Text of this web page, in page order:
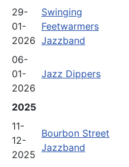
29-
01-
2026
Swinging
Feetwarmers
Jazzband
06-
01-
2026
Jazz Dippers
2025
11-
12-
2025
Bourbon Street
Jazzband